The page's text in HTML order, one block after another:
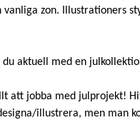
zon. Illustrationers
aktuell med en
att jobba med julprojekt!
illustrera, men man